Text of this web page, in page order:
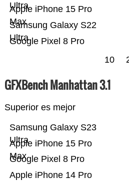
Google Pixel 8 Pro
Samsung Galaxy S22
Ultra
Apple iPhone 15 Pro
Max
Ultra
10
GFXBench Manhattan 3.1
Superior es mejor
Apple iPhone 14 Pro
Google Pixel 8 Pro
Apple iPhone 15 Pro
Max
Samsung Galaxy S23
Ultra